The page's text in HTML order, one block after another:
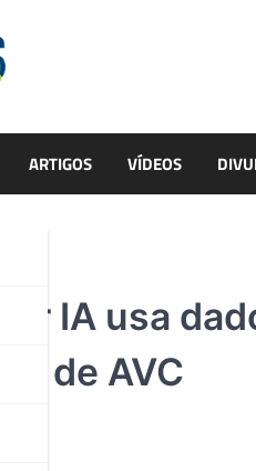
ARTIGOS VÍDEOS
IA usa
de AVC